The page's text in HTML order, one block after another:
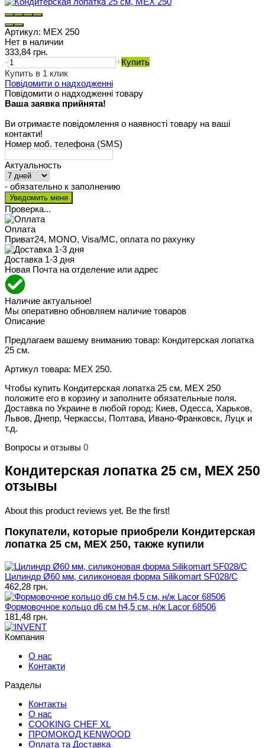
Артикул: MEX 250
Нет в наличии
333,84 грн.
-
+Купить
Купить в 1 клик
Повідомити о надходженні
Повідомити о надходженні товару
Ваша заявка прийнята!
Ви отримаєте повідомлення о наявності товару на ваші
контакти!
Номер моб. телефона (SMS)
Актуальность
- обязательно к заполнению
Проверка...
Оплата
Приват24, MONO, Visa/MC, оплата по рахунку
Доставка 1-3 дня
Новая Почта на отделение или адрес
Наличие актуальное!
Мы оперативно обновляем наличие товаров
Описание
Предлагаем вашему вниманию товар: Кондитерская лопатка
25 см.
Артикул товара: MEX 250.
Чтобы купить Кондитерская лопатка 25 см, MEX 250
положите его в корзину и заполните обязательные поля.
Доставка по Украине в любой город: Киев, Одесса, Харьков,
Львов, Днепр, Черкассы, Полтава, Ивано-Франковск, Луцк и
т.д.
Вопросы и отзывы 0
Кондитерская лопатка 25 см, MEX 250
отзывы
About this product reviews yet. Be the first!
Покупатели, которые приобрели Кондитерская
лопатка 25 см, MEX 250, также купили
Цилиндр Ø60 мм, силиконовая форма Silikomart SF028/C
462,28 грн.
Формовочное кольцо d6 см h4,5 см, н/ж Lacor 68506
181,48 грн.
Компания
О нас
Контакти
Разделы
Контакты
О нас
COOKING CHEF XL
ПРОМОКОД KENWOOD
Оплата та Доставка